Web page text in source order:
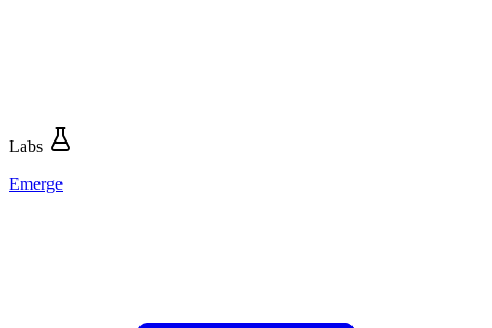
Labs
Emerge